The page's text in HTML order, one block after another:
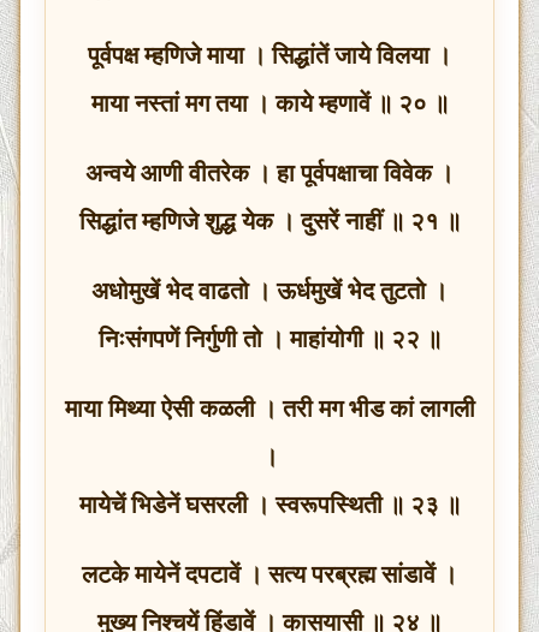
पूर्वपक्ष म्हणिजे माया । सिद्धांतें जाये विलया ।
माया नस्तां मग तया । काये म्हणावें ॥ २० ॥
अन्वये आणी वीतरेक । हा पूर्वपक्षाचा विवेक ।
सिद्धांत म्हणिजे शुद्ध येक । दुसरें नाहीं ॥ २१ ॥
अधोमुखें भेद वाढतो । ऊर्धमुखें भेद तुटतो ।
निःसंगपणें निर्गुणी तो । माहांयोगी ॥ २२ ॥
माया मिथ्या ऐसी कळली । तरी मग भीड कां लागली
।
मायेचें भिडेनें घसरली । स्वरूपस्थिती ॥ २३ ॥
लटके मायेनें दपटावें । सत्य परब्रह्म सांडावें ।
मुख्य निश्चयें हिंडावें । कासयासी ॥ २४ ॥